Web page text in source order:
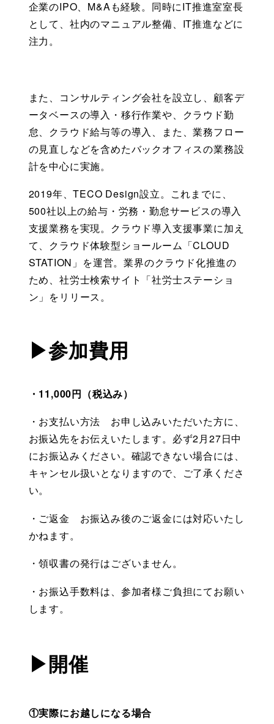
企業のIPO、M&Aも経験。同時にIT推進室室長
として、社内のマニュアル整備、IT推進などに
注力。
また、コンサルティング会社を設立し、顧客デ
ータベースの導入・移行作業や、クラウド勤
怠、クラウド給与等の導入、また、業務フロー
の見直しなどを含めたバックオフィスの業務設
計を中心に実施。
2019年、TECO Design設立。これまでに、
500社以上の給与・労務・勤怠サービスの導入
支援業務を実現。クラウド導入支援事業に加え
て、クラウド体験型ショールーム「CLOUD
STATION」を運営。業界のクラウド化推進の
ため、社労士検索サイト「社労士ステーショ
ン」をリリース。
▶参加費用
・11,000円（税込み）
・お支払い方法　お申し込みいただいた方に、
お振込先をお伝えいたします。必ず2月27日中
にお振込みください。確認できない場合には、
キャンセル扱いとなりますので、ご了承くださ
い。
・ご返金　お振込み後のご返金には対応いたし
かねます。
・領収書の発行はございません。
・お振込手数料は、参加者様ご負担にてお願い
します。
▶開催
①実際にお越しになる場合